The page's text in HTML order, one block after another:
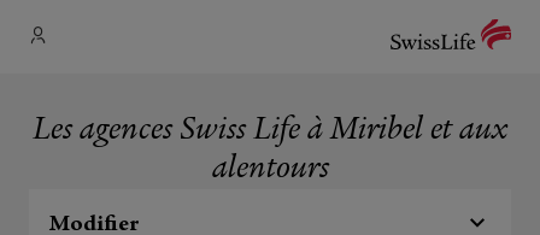
Les agences Swiss Life à Miribel et aux
alentours
Modifier